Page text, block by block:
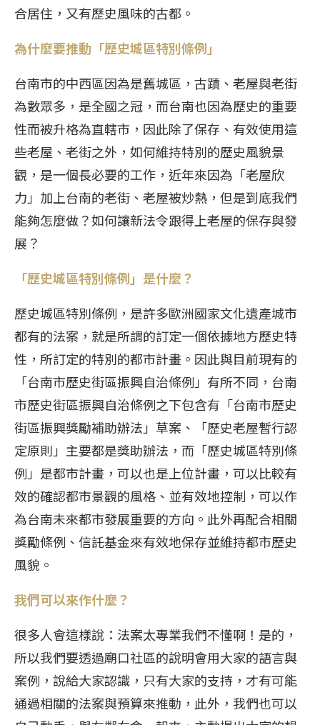
合居住，又有歷史風味的古都。
為什麼要推動「歷史城區特別條例」
台南市的中西區因為是舊城區，古蹟、老屋與老街
為數眾多，是全國之冠，而台南也因為歷史的重要
性而被升格為直轄市，因此除了保存、有效使用這
些老屋、老街之外，如何維持特別的歷史風貌景
觀，是一個長必要的工作，近年來因為「老屋欣
力」加上台南的老街、老屋被炒熱，但是到底我們
能夠怎麼做？如何讓新法令跟得上老屋的保存與發
展？
「歷史城區特別條例」是什麼？
歷史城區特別條例，是許多歐洲國家文化遺產城市
都有的法案，就是所謂的訂定一個依據地方歷史特
性，所訂定的特別的都市計畫。因此與目前現有的
「台南市歷史街區振興自治條例」有所不同，台南
市歷史街區振興自治條例之下包含有「台南市歷史
街區振興獎勵補助辦法」草案、「歷史老屋暫行認
定原則」主要都是獎助辦法，而「歷史城區特別條
例」是都市計畫，可以也是上位計畫，可以比較有
效的確認都市景觀的風格、並有效地控制，可以作
為台南未來都市發展重要的方向。此外再配合相關
獎勵條例、信託基金來有效地保存並維持都市歷史
風貌。
我們可以來作什麼？
很多人會這樣說：法案太專業我們不懂啊！是的，
所以我們要透過廟口社區的說明會用大家的語言與
案例，說給大家認識，只有大家的支持，才有可能
通過相關的法案與預算來推動，此外，我們也可以